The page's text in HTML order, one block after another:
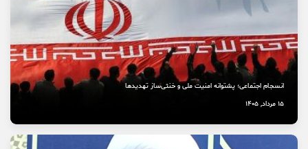
انسجام اجتماعی؛ پشتوانه امنیت ملی و خنثی‌ساز تهدیدها
15 مرداد, 1405